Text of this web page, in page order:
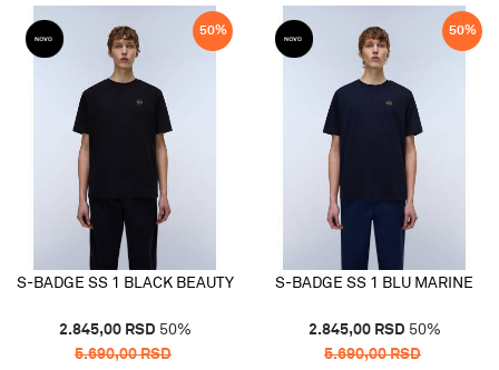
50%
S-BADGE SS 1 BLACK BEAUTY
2.845,00 RSD 50%
5.690,00RSD
50%
S-BADGE SS 1 BLU MARINE
2.845,00 RSD 50%
5.690,00RSD